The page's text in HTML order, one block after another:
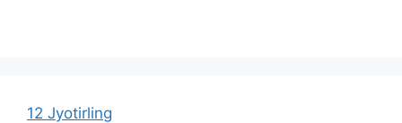
12 Jyotirling